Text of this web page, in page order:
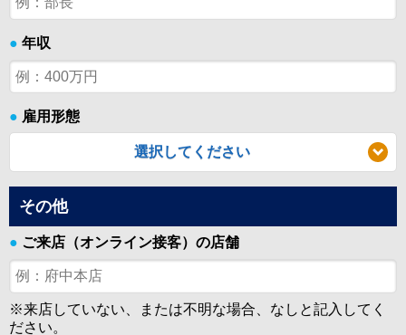
● 年収
● 雇用形態
選択してください
その他
● ご来店（オンライン接客）の店舗
※来店していない、または不明な場合、なしと記入してく
ださい。